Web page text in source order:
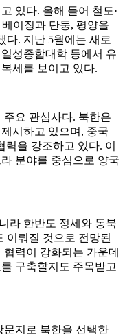
있다. 올해 들어 철도·
이징과 단둥, 평양을
다. 지난 5월에는 새로
성종합대학 등에서 유
세를 보이고 있다.
요 관심사다. 북한은
시하고 있으며, 중국
력을 강조하고 있다. 이
분야를 중심으로 양국
라 한반도 정세와 동북
이뤄질 것으로 전망된
력이 강화되는 가운데
구축할지도 주목받고
문지로 북한을 선택한